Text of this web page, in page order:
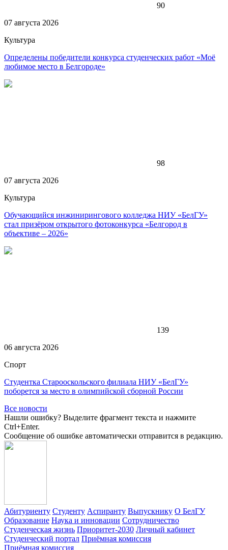
90
07 августа 2026
Культура
Определены победители конкурса студенческих работ «Моё
любимое место в Белгороде»
98
07 августа 2026
Культура
Обучающийся инжинирингового колледжа НИУ «БелГУ»
стал призёром открытого фотоконкурса «Белгород в
объективе – 2026»
139
06 августа 2026
Спорт
Студентка Старооскольского филиала НИУ «БелГУ»
поборется за место в олимпийской сборной России
Все новости
Нашли ошибку? Выделите фрагмент текста и нажмите
Ctrl+Enter.
Сообщение об ошибке автоматически отправится в редакцию.
Абитуриенту Студенту Аспиранту Выпускнику О БелГУ
Образование Наука и инновации Сотрудничество
Студенческая жизнь Приоритет-2030 Личный кабинет
Студенческий портал Приёмная комиссия
Приёмная комиссия